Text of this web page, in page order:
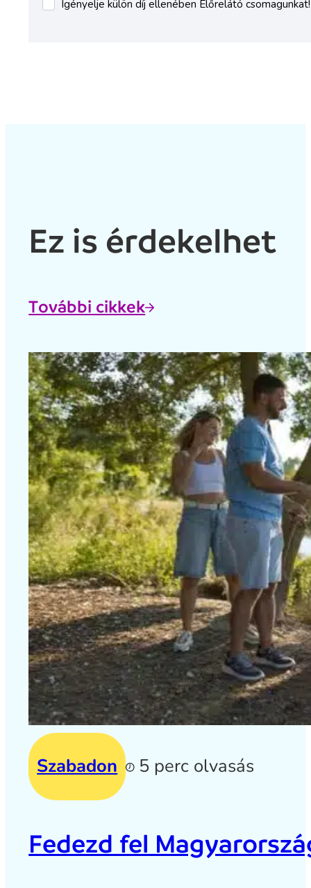
Ez is érdekelhet
További cikkek
Szabadon 5 perc olvasás
Fedezd fel